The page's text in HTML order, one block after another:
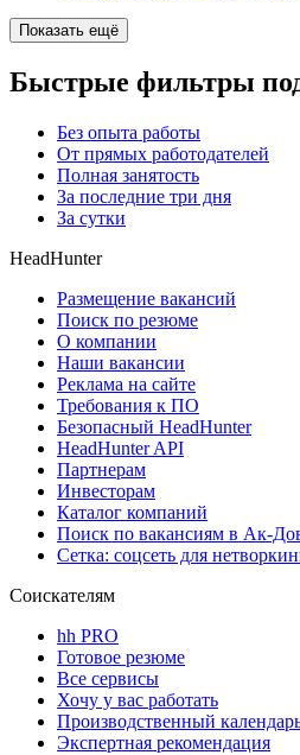
Показать ещё
Быстрые фильтры
Без опыта работы
От прямых работодателей
Полная занятость
За последние три дня
За сутки
HeadHunter
Размещение вакансий
Поиск по резюме
О компании
Наши вакансии
Реклама на сайте
Требования к ПО
Безопасный HeadHunter
HeadHunter API
Партнерам
Инвесторам
Каталог компаний
Поиск по вакансиям в Ак-
Сетка: соцсеть для
Соискателям
hh PRO
Готовое резюме
Все сервисы
Хочу у вас работать
Производственный
Экспертная рекомендация